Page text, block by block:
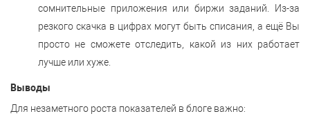
сомнительные приложения или биржи заданий. Из-за
резкого скачка в цифрах могут быть списания, а ещё Вы
просто не сможете отследить, какой из них работает
лучше или хуже.
Выводы
Для незаметного роста показателей в блоге важно: